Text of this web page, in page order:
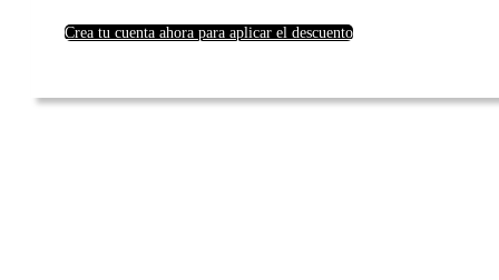
Crea tu cuenta ahora para aplicar el descuento